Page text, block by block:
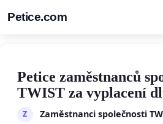
Petice.com
Petice zaměstnanců
TWIST za vyplacení
Z Zaměstnanci společnosti